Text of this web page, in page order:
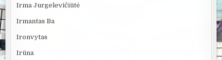
Irma Jurgelevičiūtė
Irmantas Ba
Ironvytas
Irūna